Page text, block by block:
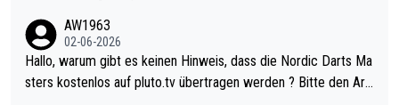
Allerdings ist Mitchell Lawrie als Nummer 1 der Welt eh qualifi
ziert. Somit ändert die automatische Qualifikation des Weltmei
sters erstmal nichts. Ich denke sie wollen damit für nächstes J
AW1963
02-06-2026
Hallo, warum gibt es keinen Hinweis, dass die Nordic Darts Ma
sters kostenlos auf pluto.tv übertragen werden ? Bitte den Arti